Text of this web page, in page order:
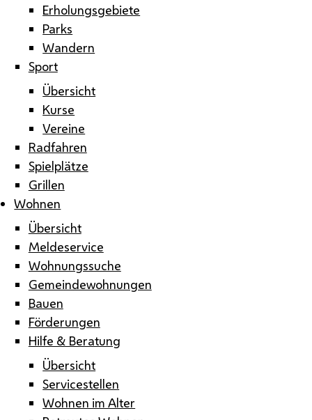
Erholungsgebiete
Parks
Wandern
Sport
Übersicht
Kurse
Vereine
Radfahren
Spielplätze
Grillen
Wohnen
Übersicht
Meldeservice
Wohnungssuche
Gemeindewohnungen
Bauen
Förderungen
Hilfe & Beratung
Übersicht
Servicestellen
Wohnen im Alter